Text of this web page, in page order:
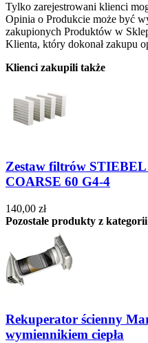
Tylko zarejestrowani klienci
Opinia o Produkcie może być
zakupionych Produktów w
Klienta, który dokonał zakupu
Klienci zakupili także
Zestaw filtrów
COARSE 60 G4-4
140,00 zł
Pozostałe produkty z kategorii
Rekuperator ścienny
wymiennikiem ciepła